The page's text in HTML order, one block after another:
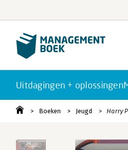
Uitdagingen + oplossingen
Boeken Jeugd Harry